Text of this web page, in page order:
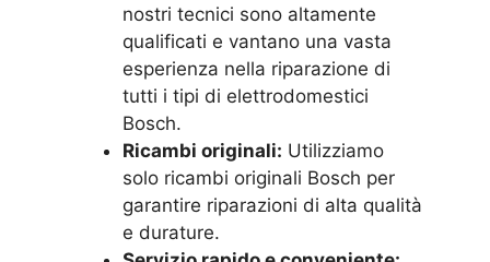
nostri tecnici sono altamente
qualificati e vantano una vasta
esperienza nella riparazione di
tutti i tipi di elettrodomestici
Bosch.
Ricambi originali: Utilizziamo
solo ricambi originali Bosch per
garantire riparazioni di alta qualità
e durature.